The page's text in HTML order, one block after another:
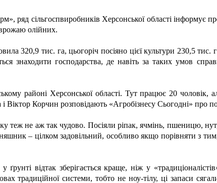
ряд сільгоспвиробників Херсонської області інформує
олійних.
320,9 тис. га, цьогоріч посіяно цієї культури 230,5 тис.
знаходити господарства, де навіть за таких умов
районі Херсонської області. Тут працює 20 чоловік,
Віктор Корчин розповідають «Агробізнесу Сьогодні» про
теж не аж так чудово. Посіяли ріпак, ячмінь, пшеницю,
– цілком задовільний, особливо якщо порівняти з
відтак зберігається краще, ніж у
традиційної системи, тобто не ноу-тілу, ці запаси